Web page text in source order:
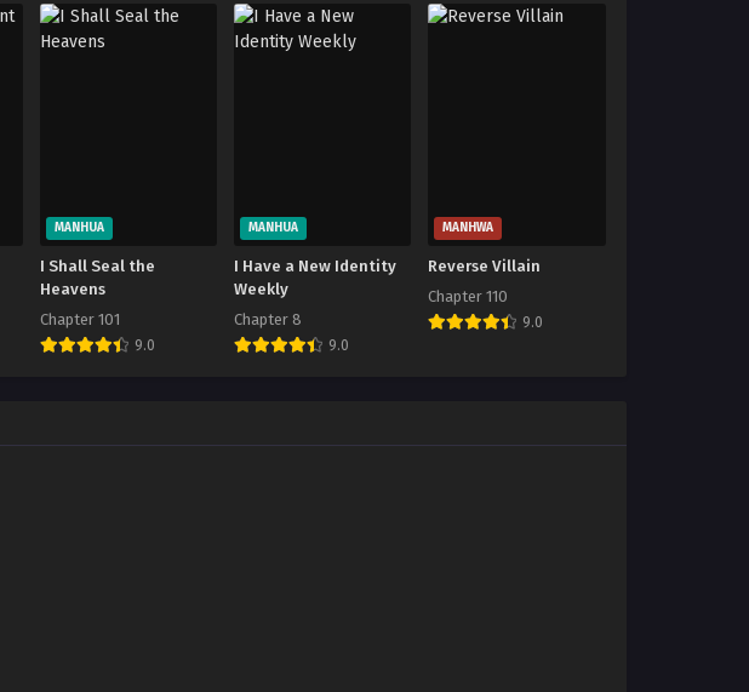
MANHUA
I Shall Seal the
Heavens
Chapter 101
9.0
MANHUA
I Have a New Identity
Weekly
Chapter 8
9.0
MANHWA
Reverse Villain
Chapter 110
9.0